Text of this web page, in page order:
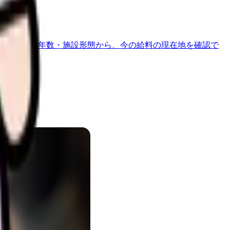
域・経験年数・施設形態から、今の給料の現在地を確認で